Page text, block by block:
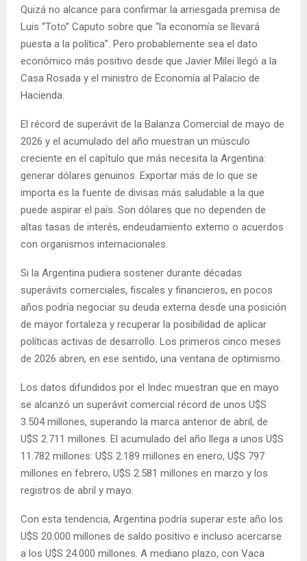
Quizá no alcance para confirmar la arriesgada premisa de
Luis “Toto” Caputo sobre que “la economía se llevará
puesta a la política”. Pero probablemente sea el dato
económico más positivo desde que Javier Milei llegó a la
Casa Rosada y el ministro de Economía al Palacio de
Hacienda.
El récord de superávit de la Balanza Comercial de mayo de
2026 y el acumulado del año muestran un músculo
creciente en el capítulo que más necesita la Argentina:
generar dólares genuinos. Exportar más de lo que se
importa es la fuente de divisas más saludable a la que
puede aspirar el país. Son dólares que no dependen de
altas tasas de interés, endeudamiento externo o acuerdos
con organismos internacionales.
Si la Argentina pudiera sostener durante décadas
superávits comerciales, fiscales y financieros, en pocos
años podría negociar su deuda externa desde una posición
de mayor fortaleza y recuperar la posibilidad de aplicar
políticas activas de desarrollo. Los primeros cinco meses
de 2026 abren, en ese sentido, una ventana de optimismo.
Los datos difundidos por el Indec muestran que en mayo
se alcanzó un superávit comercial récord de unos U$S
3.504 millones, superando la marca anterior de abril, de
U$S 2.711 millones. El acumulado del año llega a unos U$S
11.782 millones: U$S 2.189 millones en enero, U$S 797
millones en febrero, U$S 2.581 millones en marzo y los
registros de abril y mayo.
Con esta tendencia, Argentina podría superar este año los
U$S 20.000 millones de saldo positivo e incluso acercarse
a los U$S 24.000 millones. A mediano plazo, con Vaca